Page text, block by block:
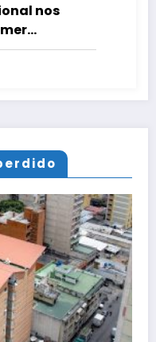
nos
del 24J
Noticias